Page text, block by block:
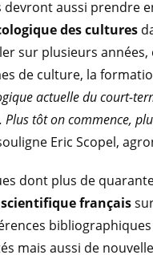
aussi prendre
des cultures
sur plusieurs
de culture, la
actuelledu court-
Plus tôt on commence,
Eric Scopel,
dont plus de
français
mais aussi de